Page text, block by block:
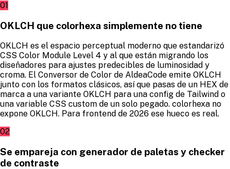
01
OKLCH que colorhexa simplemente no tiene
OKLCH es el espacio perceptual moderno que estandarizó
CSS Color Module Level 4 y al que están migrando los
diseñadores para ajustes predecibles de luminosidad y
croma. El Conversor de Color de AldeaCode emite OKLCH
junto con los formatos clásicos, así que pasas de un HEX de
marca a una variante OKLCH para una config de Tailwind o
una variable CSS custom de un solo pegado. colorhexa no
expone OKLCH. Para frontend de 2026 ese hueco es real.
02
Se empareja con generador de paletas y checker
de contraste